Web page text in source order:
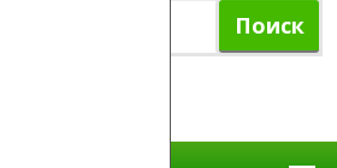
Поиск